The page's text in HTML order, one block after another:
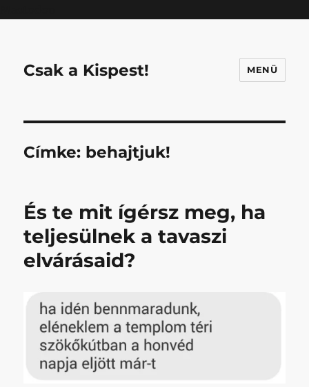
Csak a Kispest! MENÜ
Címke: behajtjuk!
És te mit ígérsz meg, ha
teljesülnek a tavaszi
elvárásaid?